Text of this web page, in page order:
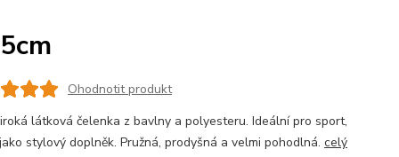
Ohodnotit produkt
látková čelenka z bavlny a polyesteru. Ideální pro sport,
stylový doplněk. Pružná, prodyšná a velmi pohodlná. celý